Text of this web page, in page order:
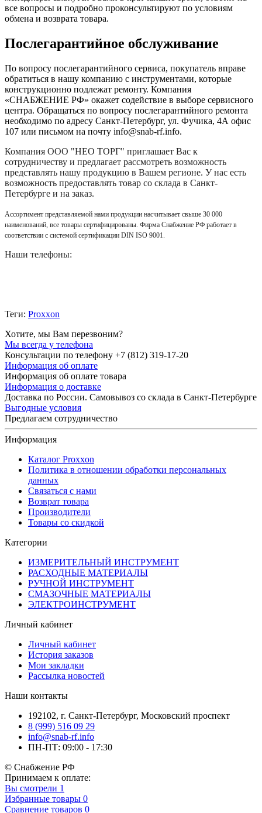
все вопросы и подробно проконсультируют по условиям
обмена и возврата товара.
Послегарантийное обслуживание
По вопросу послегарантийного сервиса, покупатель вправе
обратиться в нашу компанию с инструментами, которые
конструкционно подлежат ремонту. Компания
«СНАБЖЕНИЕ РФ» окажет содействие в выборе сервисного
центра. Обращаться по вопросу послегарантийного ремонта
необходимо по адресу Санкт-Петербург, ул. Фучика, 4А офис
107 или письмом на почту info@snab-rf.info.
Компания ООО "НЕО ТОРГ" приглашает Вас к
сотрудничеству и предлагает рассмотреть возможность
представлять нашу продукцию в Вашем регионе. У нас есть
возможность предоставлять товар со склада в Санкт-
Петербурге и на заказ.
Ассортимент представляемой нами продукции насчитывает свыше 30 000
наименований, все товары сертифицированы. Фирма Снабжение РФ работает в
соответствии с системой сертификации DIN ISO 9001.
Наши телефоны:
Теги: Proxxon
Хотите, мы Вам перезвоним?
Мы всегда у телефона
Консультации по телефону +7 (812) 319-17-20
Информация об оплате
Информация об оплате товара
Информация о доставке
Доставка по России. Самовывоз со склада в Санкт-Петербурге
Выгодные условия
Предлагаем сотрудничество
Информация
Каталог Proxxon
Политика в отношении обработки персональных
данных
Связаться с нами
Возврат товара
Производители
Товары со скидкой
Категории
ИЗМЕРИТЕЛЬНЫЙ ИНСТРУМЕНТ
РАСХОДНЫЕ МАТЕРИАЛЫ
РУЧНОЙ ИНСТРУМЕНТ
СМАЗОЧНЫЕ МАТЕРИАЛЫ
ЭЛЕКТРОИНСТРУМЕНТ
Личный кабинет
Личный кабинет
История заказов
Мои закладки
Рассылка новостей
Наши контакты
192102, г. Санкт-Петербург, Московский проспект
8 (999) 516 09 29
info@snab-rf.info
ПН-ПТ: 09:00 - 17:30
© Снабжение РФ
Принимаем к оплате:
Вы смотрели 1
Избранные товары 0
Сравнение товаров 0